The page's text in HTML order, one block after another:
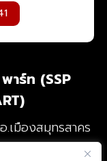
าร์ท (SSP
เมืองสมุทรสาคร